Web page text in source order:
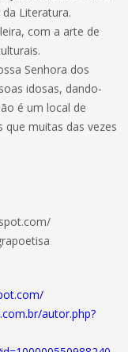
Literatura.
com a arte de
Senhora dos
idosas, dando-
é um local de
muitas das vezes
autor.php?